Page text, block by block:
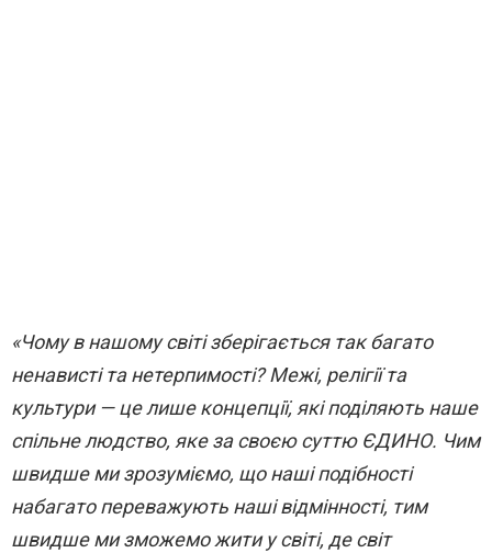
«Чому в нашому світі зберігається так багато
ненависті та нетерпимості? Межі, релігії та
культури — це лише концепції, які поділяють наше
спільне людство, яке за своєю суттю ЄДИНО. Чим
швидше ми зрозуміємо, що наші подібності
набагато переважують наші відмінності, тим
швидше ми зможемо жити у світі, де світ